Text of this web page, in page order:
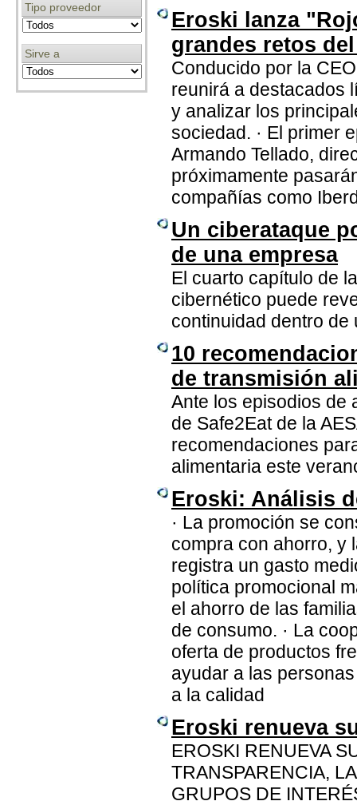
Tipo proveedor
Sirve a
Eroski lanza
grandes retos
Conducido por la
reunirá a destacados
y analizar los
sociedad. · El primer
Armando Tellado,
próximamente
compañías como
Un ciberataque
de una empresa
El cuarto capítulo de
cibernético puede
continuidad dentro de
10
de transmisión
Ante los episodios de
de Safe2Eat de la
recomendaciones
alimentaria este
Eroski: Análisis
· La promoción se
compra con ahorro, y
registra un gasto
política promocional
el ahorro de las
de consumo. · La
oferta de productos
ayudar a las
a la calidad
Eroski renueva
EROSKI RENUEVA
TRANSPARENCIA,
GRUPOS DE